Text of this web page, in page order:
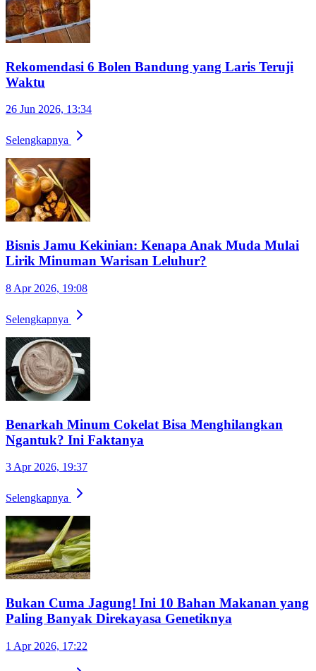
Rekomendasi 6 Bolen Bandung yang Laris Teruji
Waktu
26 Jun 2026, 13:34
Selengkapnya
Bisnis Jamu Kekinian: Kenapa Anak Muda Mulai
Lirik Minuman Warisan Leluhur?
8 Apr 2026, 19:08
Selengkapnya
Benarkah Minum Cokelat Bisa Menghilangkan
Ngantuk? Ini Faktanya
3 Apr 2026, 19:37
Selengkapnya
Bukan Cuma Jagung! Ini 10 Bahan Makanan yang
Paling Banyak Direkayasa Genetiknya
1 Apr 2026, 17:22